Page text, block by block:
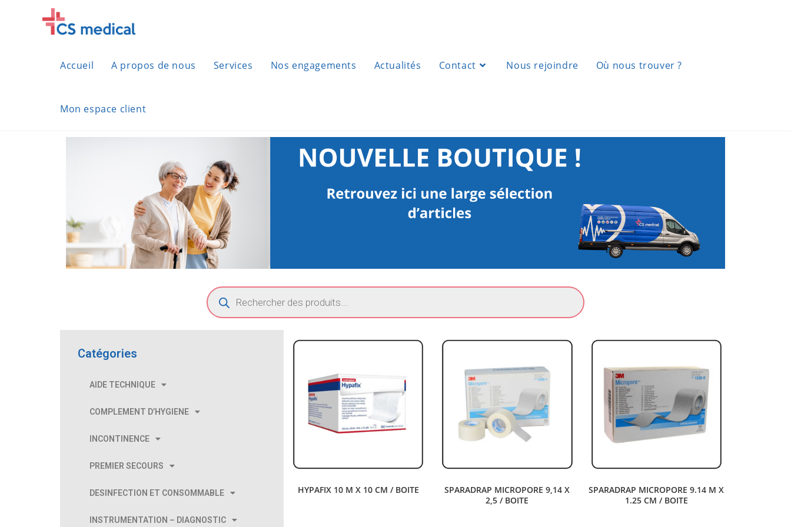
Accueil A propos de nous Services Nos engagements Actualités Contact Nous rejoindre Où nous trouver ?
Mon espace client
Catégories
AIDE TECHNIQUE
COMPLEMENT D’HYGIENE
INCONTINENCE
PREMIER SECOURS
DESINFECTION ET CONSOMMABLE
INSTRUMENTATION – DIAGNOSTIC
HYPAFIX 10 M X 10 CM / BOITE
SPARADRAP MICROPORE 9,14 X
2,5 / BOITE
SPARADRAP MICROPORE 9.14 M X
1.25 CM / BOITE